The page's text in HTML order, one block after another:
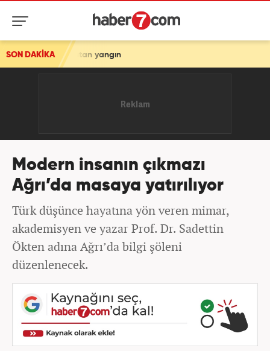
SON DAKİKA
yangın
Modern insanın çıkmazı
Ağrı’da masaya yatırılıyor
Türk düşünce hayatına yön veren mimar,
akademisyen ve yazar Prof. Dr. Sadettin
Ökten adına Ağrı’da bilgi şöleni
düzenlenecek.